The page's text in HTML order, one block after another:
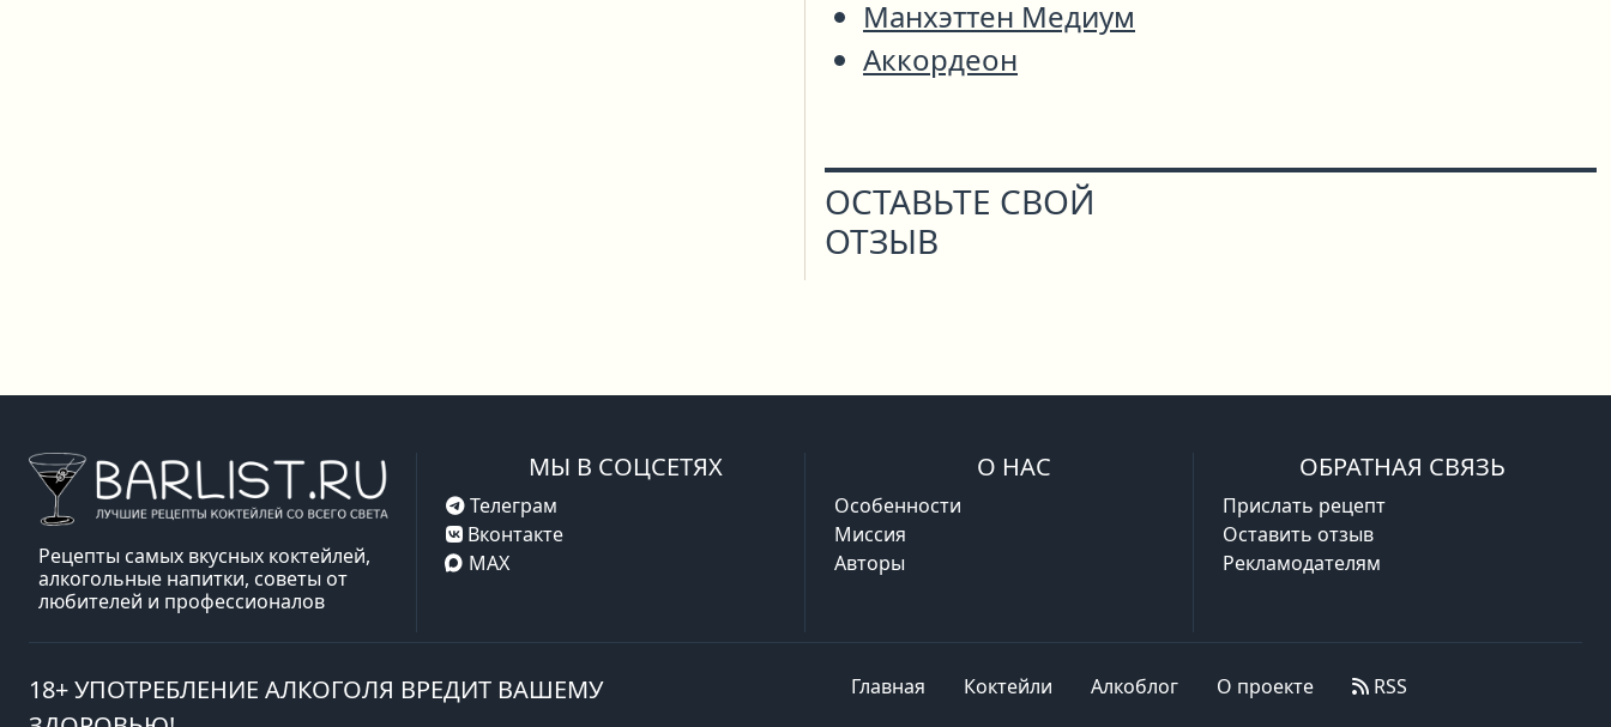
Манхэттен Медиум
Аккордеон
ОСТАВЬТЕ СВОЙ
ОТЗЫВ
Рецепты самых вкусных коктейлей,
алкогольные напитки, советы от
любителей и профессионалов
МЫ В СОЦСЕТЯХ
Телеграм
Вконтакте
MAX
О НАС
Особенности
Миссия
Авторы
ОБРАТНАЯ СВЯЗЬ
Прислать рецепт
Оставить отзыв
Рекламодателям
18+ УПОТРЕБЛЕНИЕ АЛКОГОЛЯ ВРЕДИТ ВАШЕМУ
Главная Коктейли Алкоблог О проекте RSS